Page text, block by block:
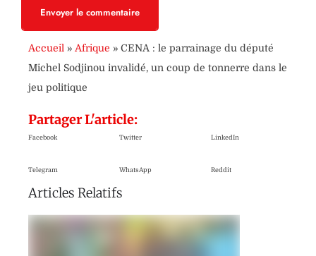
Envoyer le commentaire
Accueil » Afrique » CENA : le parrainage du député
Michel Sodjinou invalidé, un coup de tonnerre dans le
jeu politique
Partager L'article:
Facebook Twitter LinkedIn
Telegram WhatsApp Reddit
Articles Relatifs